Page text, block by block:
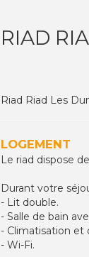
RIAD
Riad Riad Les
LOGEMENT
Le riad dispose
Durant votre
- Lit double.
- Salle de bain
- Climatisation et
- Wi-Fi.